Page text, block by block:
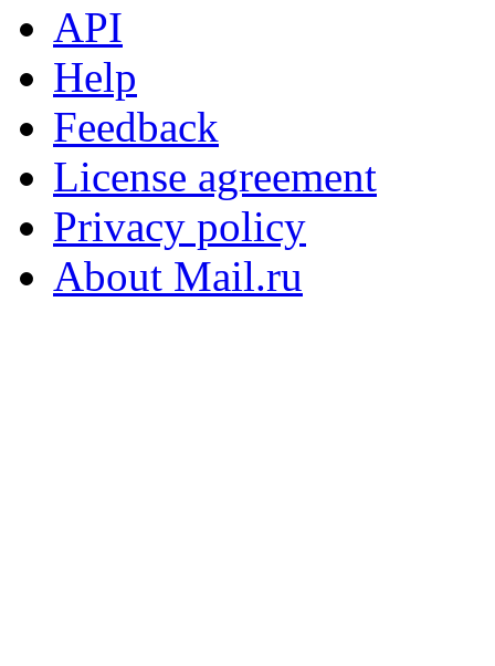
API
Help
Feedback
License agreement
Privacy policy
About Mail.ru